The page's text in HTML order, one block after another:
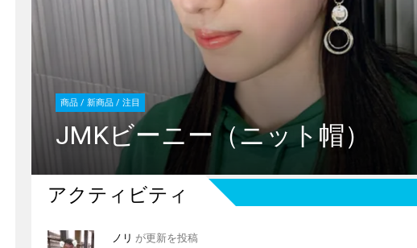
お知らせ / 注目
JMKRIDEショルダーバッグ
アクティビティ
ノリ が更新を投稿